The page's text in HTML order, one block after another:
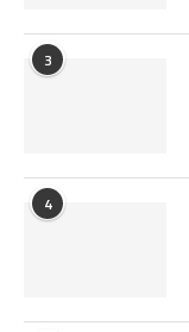
3
4